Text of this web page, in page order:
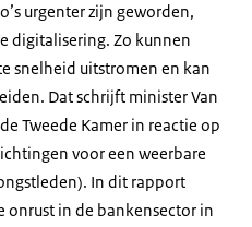
urgenter zijn geworden,
digitalisering. Zo kunnen
snelheid uitstromen en kan
Dat schrijft minister Van
Tweede Kamer in reactie op
voor een weerbare
In dit rapport
onrust in de bankensector in